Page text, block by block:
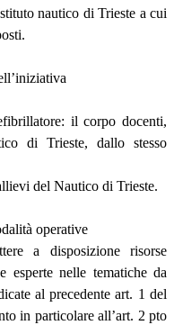
nautico di Trieste a cui
il corpo docenti,
di Trieste, dallo stesso
del Nautico di Trieste.
operative
a disposizione risorse
esperte nelle tematiche da
al precedente art. 1 del
in particolare all’art. 2 pto